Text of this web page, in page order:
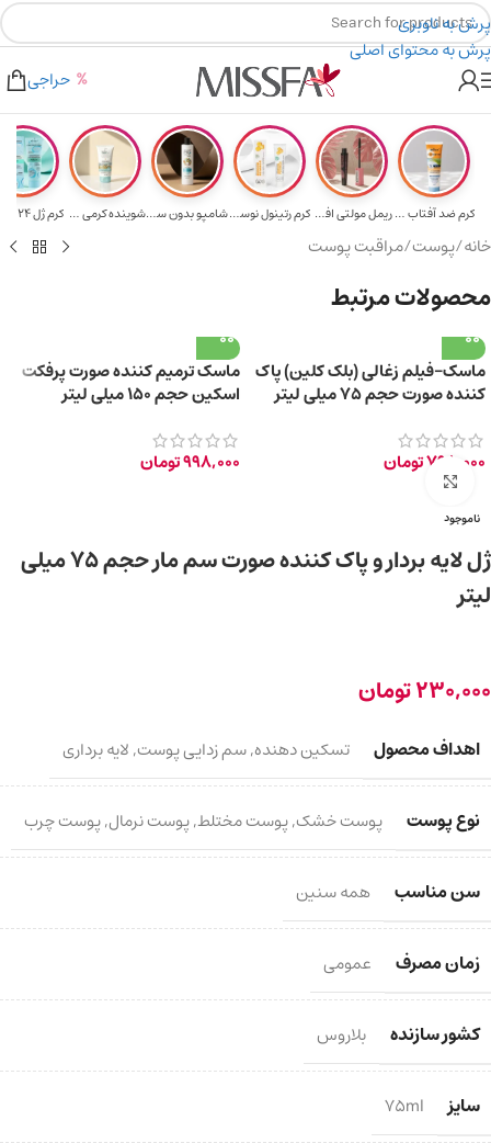
پرش به ناوبری
پرش به محتوای اصلی
۲٪ تخفیف روی سبد خرید برای روش کارت به کارت
هدیه برای خرید های بالای ۵ میلیون تومن
حراجی
کرم ضد آفتاب حا... ریمل مولتی افکت... کرم رتینول نوسک... شامپو بدون سولف... شوینده کرمی صور...
خانه/پوست/مراقبت پوست
محصولات مرتبط
ماسک-فیلم زغالی (بلک کلین) پاک
کننده صورت حجم ۷۵ میلی لیتر
798,000تومان
ماسک ترمیم کننده صورت پرفکت
اسکین حجم ۱۵۰ میلی لیتر
998,000تومان
ناموجود
برای بزرگ‌نمایی کلیک کنید
ژل لایه بردار و پاک کننده صورت سم مار حجم ۷۵ میلی
لیتر
230,000تومان
اهداف محصول تسکین دهنده,سم زدایی پوست,لایه برداری
نوع پوست پوست خشک,پوست مختلط,پوست نرمال,پوست چرب
سن مناسب همه سنین
زمان مصرف عمومی
کشور سازنده بلاروس
سایز 75ml